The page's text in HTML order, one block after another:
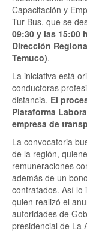
Capacitación y
Tur Bus, que se
09:30 y las 15:00
Dirección
Temuco).
La iniciativa está
conductoras
distancia. El
Plataforma
empresa de
La convocatoria
de la región,
remuneraciones
además de un
contratados. Así lo
quien realizó el
autoridades de
presidencial de La